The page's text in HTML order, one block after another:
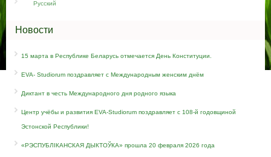
Русский
Новости
15 марта в Республике Беларусь отмечается День Конституции.
EVA- Studiorum поздравляет c Международным женским днём
Диктант в честь Международного дня родного языка
Центр учёбы и развития EVA-Studiorum поздравляет с 108-й годовщиной
Эстонской Республики!
«РЭСПУБЛІКАНСКАЯ ДЫКТОЎКА» прошла 20 февраля 2026 года